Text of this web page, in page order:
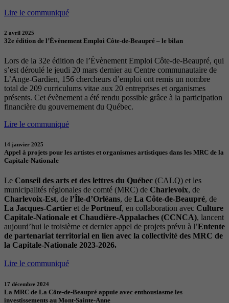
Lire le communiqué
2 avril 2025
32e édition de l’Évènement Emploi Côte-de-Beaupré – le bilan
Lors de la 32e édition de l’Évènement Emploi Côte-de-Beaupré, qui
s’est déroulé le jeudi 20 mars dernier au Centre communautaire de
L’Ange-Gardien, 156 chercheurs d’emploi ont remis un nombre
total de 209 curriculums vitae aux 20 entreprises et organismes
présents. Cet évènement a été rendu possible grâce à la participation
financière du gouvernement du Québec.
Lire le communiqué
14 janvier 2025
Appel à projets pour les artistes et organismes artistiques dans les MRC de la
Capitale-Nationale
Le Conseil des arts et des lettres du Québec (CALQ) et les
municipalités régionales de comté (MRC) de Charlevoix, de
Charlevoix-Est, de l’Île-d’Orléans, de La Côte-de-Beaupré, de
La Jacques-Cartier et de Portneuf, en collaboration avec Culture
Capitale-Nationale et Chaudière-Appalaches (CCNCA), lancent
aujourd’hui le troisième et dernier appel de projets prévu à l’Entente
de partenariat territorial en lien avec la collectivité des MRC de
la Capitale-Nationale 2023-2026.
Lire le communiqué
17 décembre 2024
La MRC de La Côte-de-Beaupré appuie avec enthousiasme les
investissements au Mont-Sainte-Anne